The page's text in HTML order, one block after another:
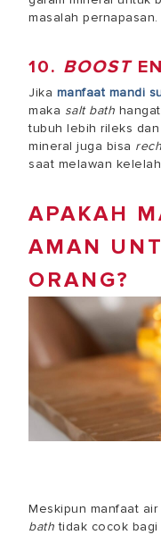
masalah pernapasan.
10. BOOST
Jika manfaat mandi
maka salt bath
tubuh lebih rileks
mineral juga bisa
saat melawan
APAKAH
AMAN
ORANG?
Meskipun manfaat air
bath tidak cocok bagi